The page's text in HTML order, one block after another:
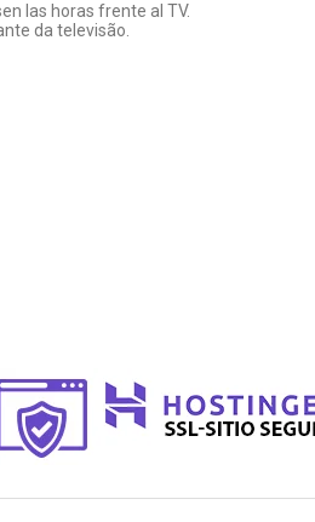
las horas frente al TV.
da televisão.